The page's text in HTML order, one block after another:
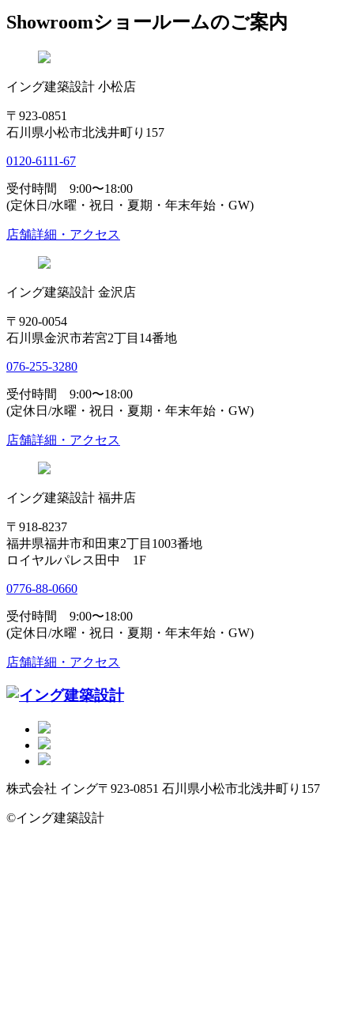
Showroomショールームのご案内
イング建築設計 小松店
〒923-0851
石川県小松市北浅井町り157
0120-6111-67
受付時間 9:00〜18:00
(定休日/水曜・祝日・夏期・年末年始・GW)
店舗詳細・アクセス
イング建築設計 金沢店
〒920-0054
石川県金沢市若宮2丁目14番地
076-255-3280
受付時間 9:00〜18:00
(定休日/水曜・祝日・夏期・年末年始・GW)
店舗詳細・アクセス
イング建築設計 福井店
〒918-8237
福井県福井市和田東2丁目1003番地
ロイヤルパレス田中 1F
0776-88-0660
受付時間 9:00〜18:00
(定休日/水曜・祝日・夏期・年末年始・GW)
店舗詳細・アクセス
株式会社 イング〒923-0851 石川県小松市北浅井町り157
©イング建築設計